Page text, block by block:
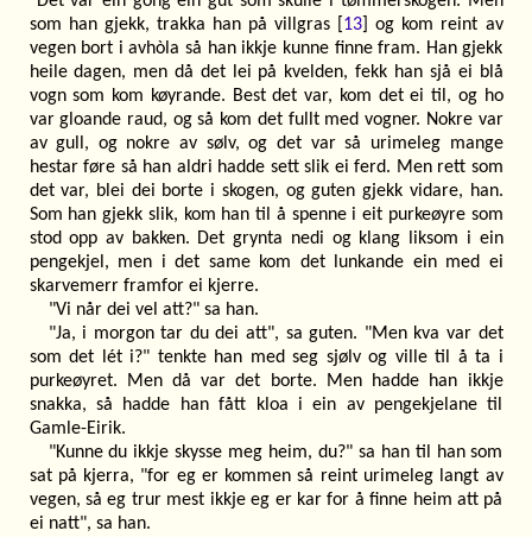
som han gjekk, trakka han på villgras [ 13 ] og kom reint av
vegen bort i avhòla så han ikkje kunne finne fram. Han gjekk
heile dagen, men då det lei på kvelden, fekk han sjå ei blå
vogn som kom køyrande. Best det var, kom det ei til, og ho
var gloande raud, og så kom det fullt med vogner. Nokre var
av gull, og nokre av sølv, og det var så urimeleg mange
hestar føre så han aldri hadde sett slik ei ferd. Men rett som
det var, blei dei borte i skogen, og guten gjekk vidare, han.
Som han gjekk slik, kom han til å spenne i eit purkeøyre som
stod opp av bakken. Det grynta nedi og klang liksom i ein
pengekjel, men i det same kom det lunkande ein med ei
skarvemerr framfor ei kjerre.
"Vi når dei vel att?" sa han.
"Ja, i morgon tar du dei att", sa guten. "Men kva var det
som det lét i?" tenkte han med seg sjølv og ville til å ta i
purkeøyret. Men då var det borte. Men hadde han ikkje
snakka, så hadde han fått kloa i ein av pengekjelane til
Gamle-Eirik.
"Kunne du ikkje skysse meg heim, du?" sa han til han som
sat på kjerra, "for eg er kommen så reint urimeleg langt av
vegen, så eg trur mest ikkje eg er kar for å finne heim att på
ei natt", sa han.